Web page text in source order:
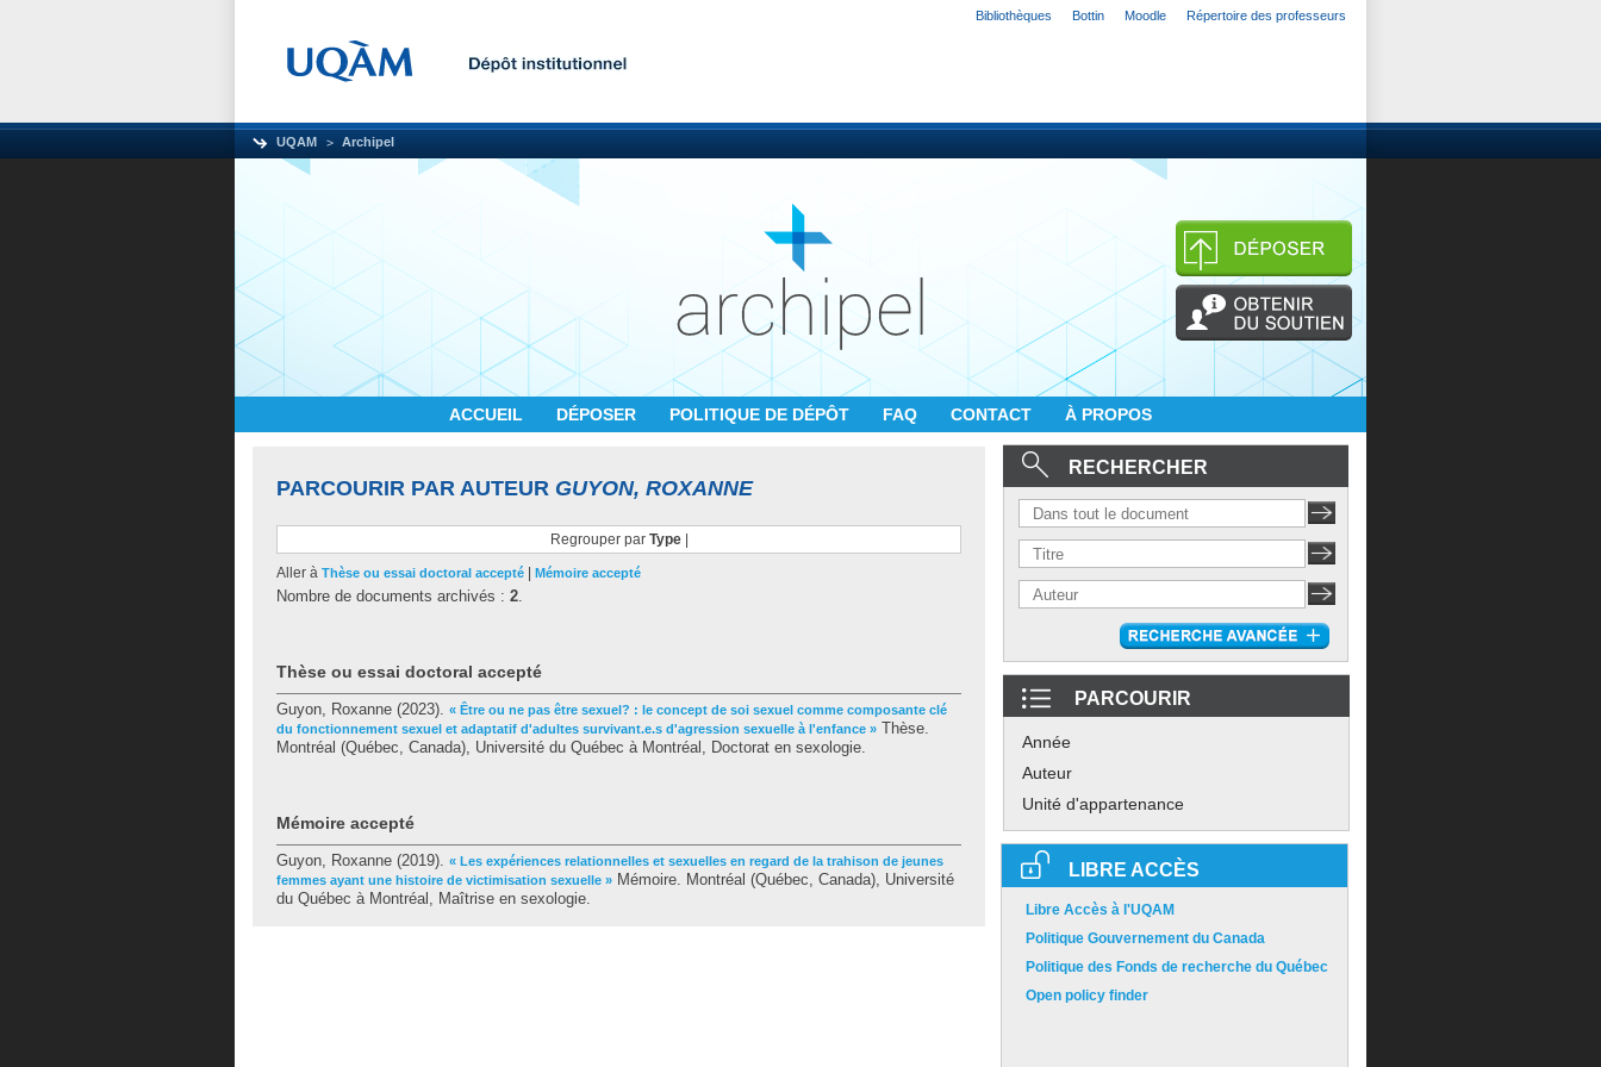
Bibliothèques Bottin Moodle Répertoire des professeurs
UQAM Archipel
ACCUEIL DÉPOSER POLITIQUE DE DÉPÔT FAQ CONTACT À PROPOS
PARCOURIR PAR AUTEUR GUYON, ROXANNE
Regrouper par Type|
Aller à Thèse ou essai doctoral accepté Mémoire accepté
Nombre de documents archivés : 2.
Thèse ou essai doctoral accepté
Guyon, Roxanne (2023). « Être ou ne pas être sexuel? : le concept de soi sexuel comme composante clé
du fonctionnement sexuel et adaptatif d'adultes survivant.e.s d'agression sexuelle à l'enfance » Thèse.
Montréal (Québec, Canada), Université du Québec à Montréal, Doctorat en sexologie.
Mémoire accepté
Guyon, Roxanne (2019). « Les expériences relationnelles et sexuelles en regard de la trahison de jeunes
femmes ayant une histoire de victimisation sexuelle » Mémoire. Montréal (Québec, Canada), Université
du Québec à Montréal, Maîtrise en sexologie.
RECHERCHER
PARCOURIR
Année
Auteur
Unité d'appartenance
LIBRE ACCÈS
Libre Accès à l'UQAM
Politique Gouvernement du Canada
Politique des Fonds de recherche du Québec
Open policy finder